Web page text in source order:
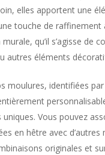
elles apportent une
touche de raffinement
qu’il s’agisse de
autres éléments
moulures, identifiées par
Vous pouvez
en hêtre avec d’autres
originales et